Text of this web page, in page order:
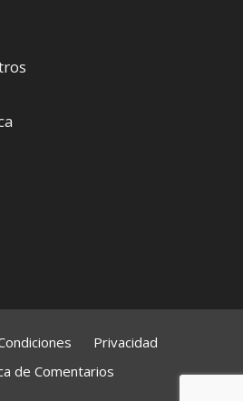
Privacidad
de Comentarios